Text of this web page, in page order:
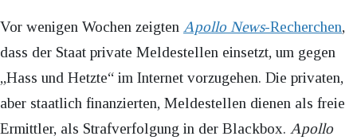
Vor wenigen Wochen zeigten Apollo News-Recherchen,
dass der Staat private Meldestellen einsetzt, um gegen
„Hass und Hetzte“ im Internet vorzugehen. Die privaten,
aber staatlich finanzierten, Meldestellen dienen als freie
Ermittler, als Strafverfolgung in der Blackbox. Apollo